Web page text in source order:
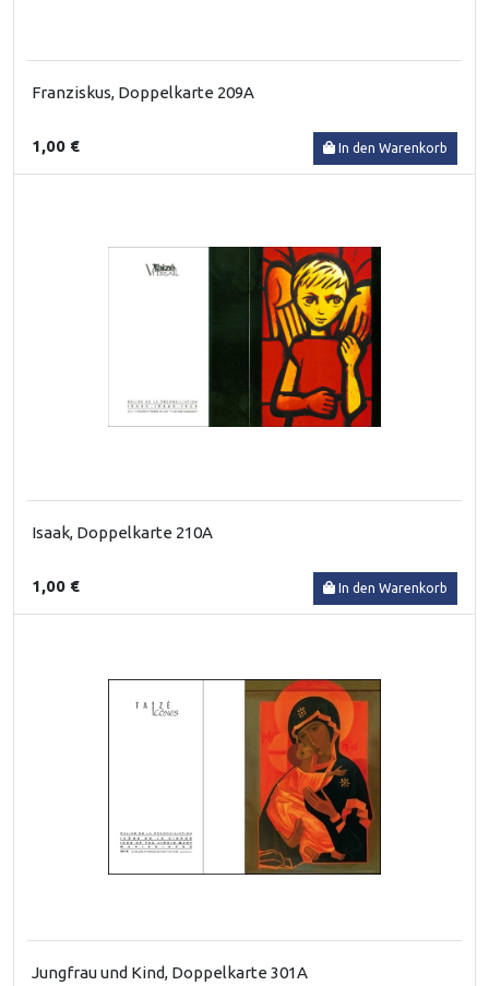
Franziskus, Doppelkarte 209A
1,00 € In den Warenkorb
Isaak, Doppelkarte 210A
1,00 € In den Warenkorb
Jungfrau und Kind, Doppelkarte 301A